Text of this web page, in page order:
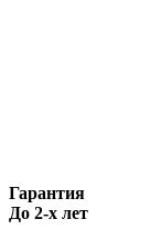
Гарантия
До 2-х лет